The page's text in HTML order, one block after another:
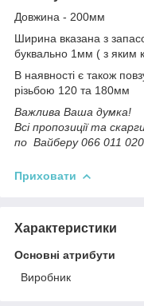
Довжина - 200мм
Ширина вказана з
буквально 1мм ( з яким
В наявності є також
різьбою 120 та 180мм
Важлива Ваша думка!
Всі пропозиції та
по Вайберу 066 011
Приховати
Характеристики
Основні атрибути
Виробник